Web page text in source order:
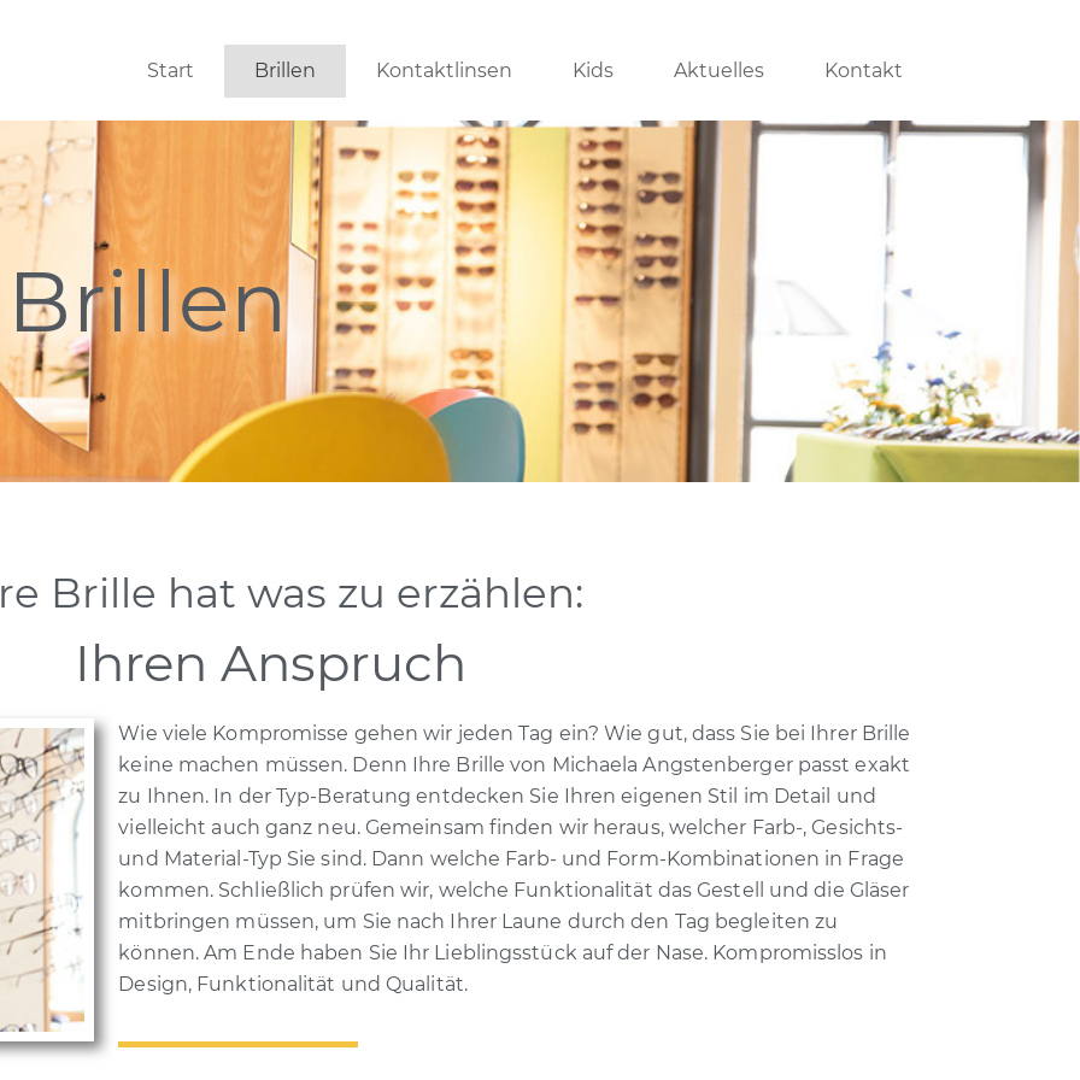
Start Brillen Kontaktlinsen Kids Aktuelles Kontakt
Brillen
Brille hat was zu erzählen:
Ihren Anspruch
Wie viele Kompromisse gehen wir jeden Tag ein? Wie gut, dass Sie bei Ihrer Brille
keine machen müssen. Denn Ihre Brille von Michaela Angstenberger passt exakt
zu Ihnen. In der Typ-Beratung entdecken Sie Ihren eigenen Stil im Detail und
vielleicht auch ganz neu. Gemeinsam finden wir heraus, welcher Farb-, Gesichts-
und Material-Typ Sie sind. Dann welche Farb- und Form-Kombinationen in Frage
kommen. Schließlich prüfen wir, welche Funktionalität das Gestell und die Gläser
mitbringen müssen, um Sie nach Ihrer Laune durch den Tag begleiten zu
können. Am Ende haben Sie Ihr Lieblingsstück auf der Nase. Kompromisslos in
Design, Funktionalität und Qualität.